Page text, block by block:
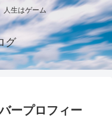
生はゲーム
グ
ープロフィー